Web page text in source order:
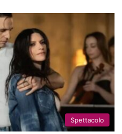
Spettacolo